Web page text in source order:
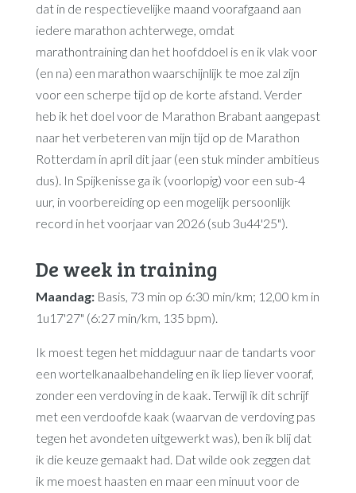
dat in de respectievelijke maand voorafgaand aan
iedere marathon achterwege, omdat
marathontraining dan het hoofddoel is en ik vlak voor
(en na) een marathon waarschijnlijk te moe zal zijn
voor een scherpe tijd op de korte afstand. Verder
heb ik het doel voor de Marathon Brabant aangepast
naar het verbeteren van mijn tijd op de Marathon
Rotterdam in april dit jaar (een stuk minder ambitieus
dus). In Spijkenisse ga ik (voorlopig) voor een sub-4
uur, in voorbereiding op een mogelijk persoonlijk
record in het voorjaar van 2026 (sub 3u44'25").
De week in training
Maandag:Basis, 73 min op 6:30 min/km; 12,00 km in
1u17'27" (6:27 min/km, 135 bpm).
Ik moest tegen het middaguur naar de tandarts voor
een wortelkanaalbehandeling en ik liep liever vooraf,
zonder een verdoving in de kaak. Terwijl ik dit schrijf
met een verdoofde kaak (waarvan de verdoving pas
tegen het avondeten uitgewerkt was), ben ik blij dat
ik die keuze gemaakt had. Dat wilde ook zeggen dat
ik me moest haasten en maar een minuut voor de